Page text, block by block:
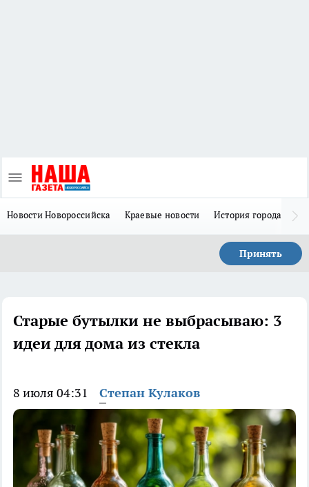
Новости Новороссийска Краевые новости История города Н
Принять
Старые бутылки не выбрасываю: 3
идеи для дома из стекла
8 июля 04:31 Степан Кулаков